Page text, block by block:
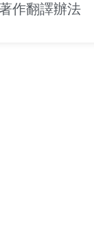
作翻譯辦法